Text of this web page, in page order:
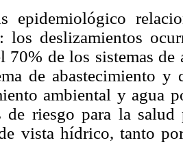
epidemiológico
los deslizamientos
70% de los sistemas de
de abastecimiento
ambiental y agua
de riesgo para la salud
vista hídrico, tanto